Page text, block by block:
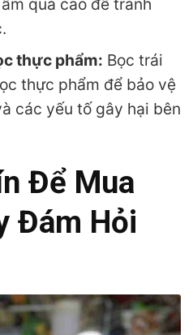
thực phẩm: Bọc trái
thực phẩm để bảo vệ
các yếu tố gây hại bên
Để Mua
Đám Hỏi